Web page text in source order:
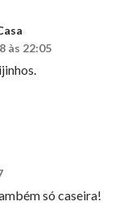
às 22:05
só caseira!